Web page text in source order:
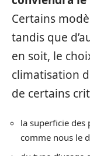
Certains
tandis que
en soit, le
climatisation
de certains
la superficie des
comme nous le